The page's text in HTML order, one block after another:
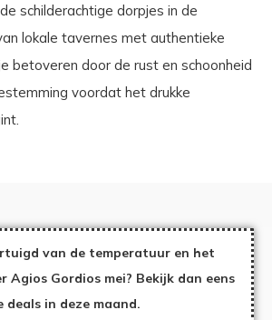
schilderachtige dorpjes in de
lokale tavernes met authentieke
betoveren door de rust en schoonheid
voordat het drukke
van de temperatuur en het
Agios Gordios mei? Bekijk dan eens
deals in deze maand.